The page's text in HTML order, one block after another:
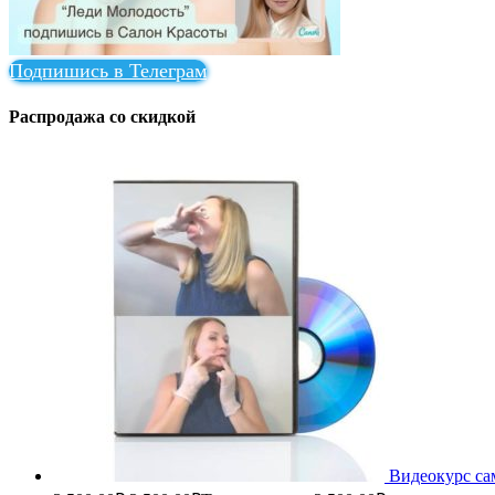
Подпишись в Телеграм
Распродажа со скидкой
Видеокурс